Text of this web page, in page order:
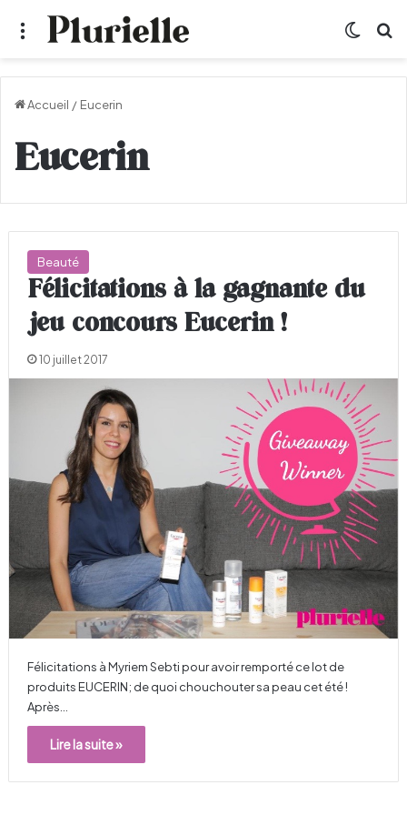
Menu
Accueil / Eucerin
Eucerin
Beauté
Félicitations à la gagnante du
jeu concours Eucerin !
10 juillet 2017
Félicitations à Myriem Sebti pour avoir remporté ce lot de
produits EUCERIN; de quoi chouchouter sa peau cet été !
Après…
Lire la suite »